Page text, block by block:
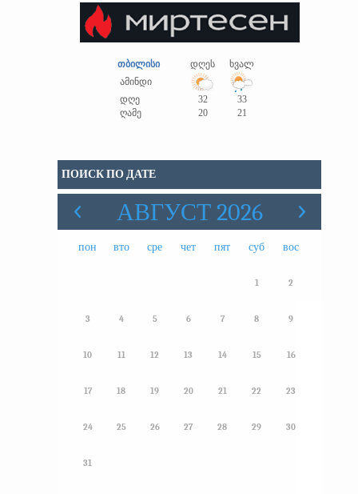
თბილისი დღეს
ხვალ
ამინდი
დღე
32
33
ღამე
20 21
ПОИСК ПО ДАТЕ
АВГУСТ 2026
пон вто сре чет пят суб вос
1 2
3 4 5 6 7 8 9
10 11 12 13 14 15 16
17 18 19 20 21 22 23
24 25 26 27 28 29 30
31